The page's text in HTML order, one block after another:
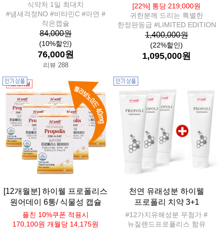
식약처 1일 최대치
#냄새걱정NO #비타민C #아연 #
작은캡슐
84,000원
(10%할인)
76,000원
리뷰 288
[22%] 통당 219,000원
귀한분께 드리는 특별한
한정판등급 #LIMITED EDITION
1,400,000원
(22%할인)
1,095,000원
[12개월분] 하이웰 프로폴리스
원어데이 6통/ 식물성 캡슐
플친 10%쿠폰 적용시
170,100원 개월당 14,175원
천연 유래성분 하이웰
프로폴리 치약 3+1
#12가지유해성분 무첨가 #
뉴질랜드프로폴리스 함유